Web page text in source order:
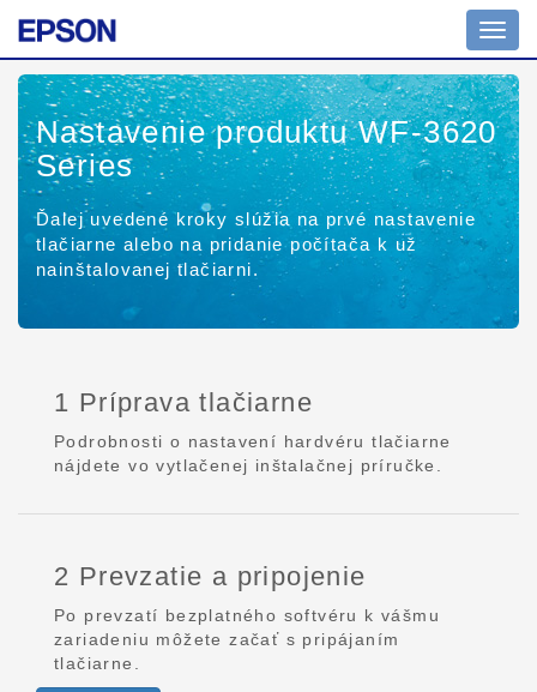
Nastavenie produktu WF-3620
Series
Ďalej uvedené kroky slúžia na prvé nastavenie
tlačiarne alebo na pridanie počítača k už
nainštalovanej tlačiarni.
1 Príprava tlačiarne
Podrobnosti o nastavení hardvéru tlačiarne
nájdete vo vytlačenej inštalačnej príručke.
2 Prevzatie a pripojenie
Po prevzatí bezplatného softvéru k vášmu
zariadeniu môžete začať s pripájaním
tlačiarne.